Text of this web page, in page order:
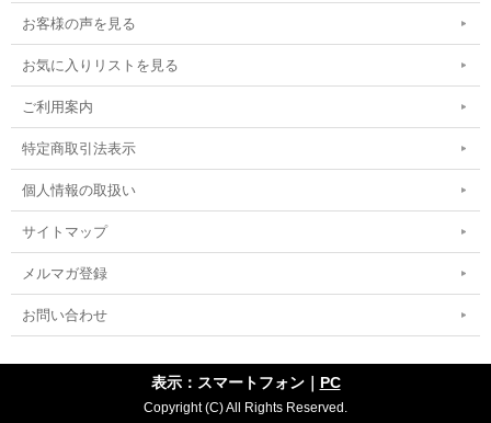
お客様の声を見る
お気に入りリストを見る
ご利用案内
特定商取引法表示
個人情報の取扱い
サイトマップ
メルマガ登録
お問い合わせ
表示：スマートフォン｜ PC
Copyright (C) All Rights Reserved.